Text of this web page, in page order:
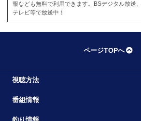
報なども無料で利用できます。BSデジタル放送
テレビ等で放送中！
ページTOPへ
視聴方法
番組情報